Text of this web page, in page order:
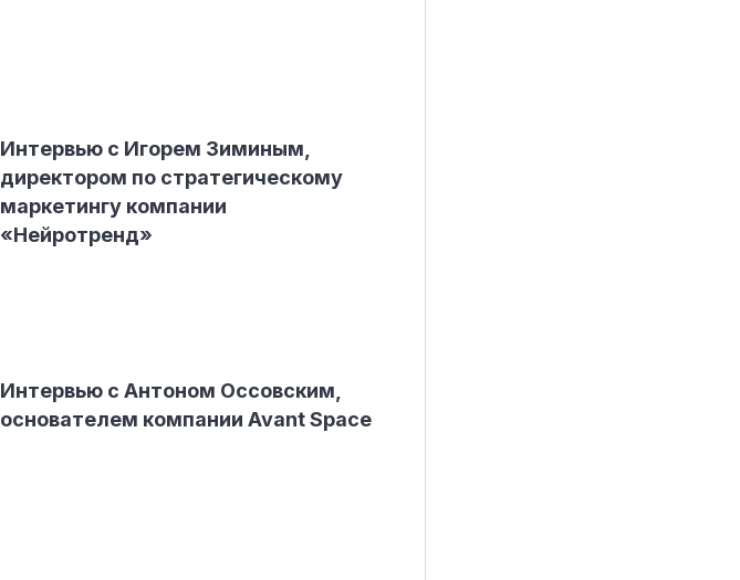
Интервью с Игорем Зиминым,
директором по стратегическому
маркетингу компании
«Нейротренд»
Интервью с Антоном Оссовским,
основателем компании Avant Space